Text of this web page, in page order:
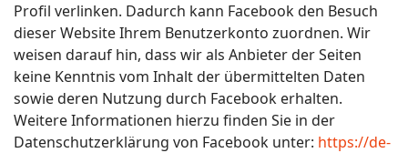
Profil verlinken. Dadurch kann Facebook den Besuch
dieser Website Ihrem Benutzerkonto zuordnen. Wir
weisen darauf hin, dass wir als Anbieter der Seiten
keine Kenntnis vom Inhalt der übermittelten Daten
sowie deren Nutzung durch Facebook erhalten.
Weitere Informationen hierzu finden Sie in der
Datenschutzerklärung von Facebook unter: https://de-